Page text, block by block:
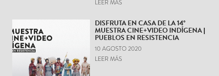
LEER MÁS
DISFRUTA EN CASA DE LA 14°
MUESTRA CINE+VIDEO INDÍGENA |
PUEBLOS EN RESISTENCIA
10 AGOSTO 2020
LEER MÁS